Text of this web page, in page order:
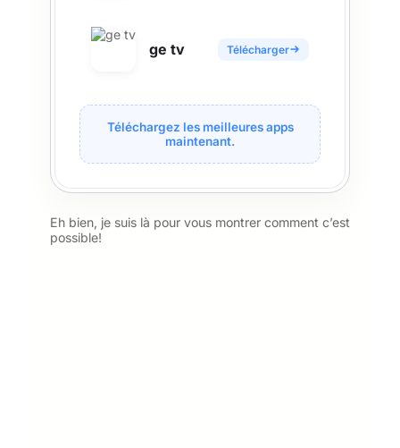
ge tv Télécharger
Téléchargez les meilleures apps
maintenant.
Eh bien, je suis là pour vous montrer comment c’est
possible!